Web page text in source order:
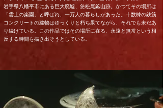
岩手県八幡平市にある巨大廃墟、急松尾鉱山跡。かつてその場所は
「雲上の楽園」と呼ばれ、一万人の暮らしがあった。十数棟の鉄筋
コンクリートの建物はゆっくりと朽ち果てながら、それでも未だあ
り続けている。この作品ではその場所に在る、永遠と無常という相
反する時間を描き出そうとしている。